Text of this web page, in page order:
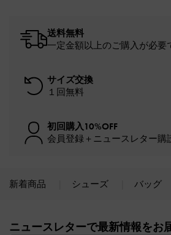
送料無料
一定金額以上のご購入が必要
サイズ交換
１回無料
初回購入10%OFF
会員登録＋ニュースレター購
新着商品 シューズ バッグ
ニュースレターで最新情報をお